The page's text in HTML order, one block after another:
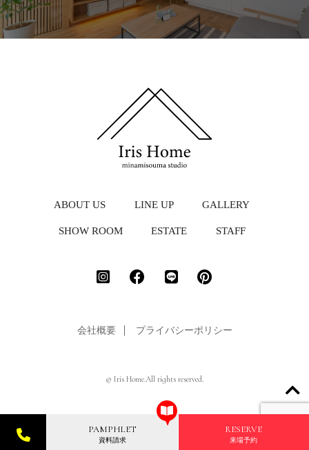
ABOUT US LINE UP GALLERY
SHOW ROOM ESTATE STAFF
会社概要 プライバシーポリシー
© Iris Home.All rights reserved.
PAMPHLET
資料請求
RESERVE
来場予約